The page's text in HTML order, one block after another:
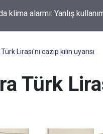
klima alarmı: Yanlış
Lirası'nı cazip kılın uyarısı
Türk